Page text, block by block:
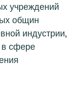
учреждений
общин
индустрии,
в сфере